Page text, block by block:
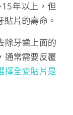
年以上，但
片的壽命。
除牙齒上面的
通常需要反覆
擇全瓷貼片是